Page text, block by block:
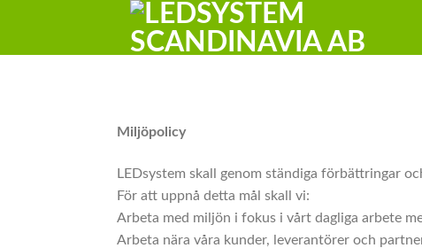
content
Miljöpolicy
LEDsystem skall genom ständiga förbättringar
För att uppnå detta mål skall vi:
Arbeta med miljön i fokus i vårt dagliga arbete
Arbeta nära våra kunder, leverantörer och